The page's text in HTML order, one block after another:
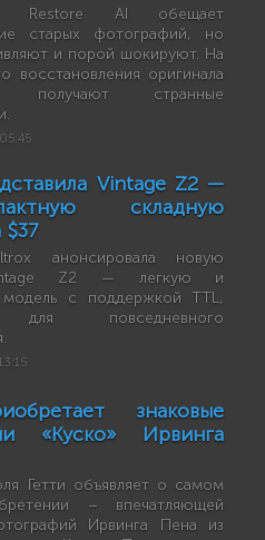
Restore AI обещает
старых фотографий, но
и порой шокируют. На
восстановления оригинала
получают странные
Vintage Z2 —
складную
$37
анонсировала новую
Z2 — легкую и
модель с поддержкой TTL,
для повседневного
знаковые
«Куско» Ирвинга
Гетти объявляет о самом
– впечатляющей
Ирвинга Пена из